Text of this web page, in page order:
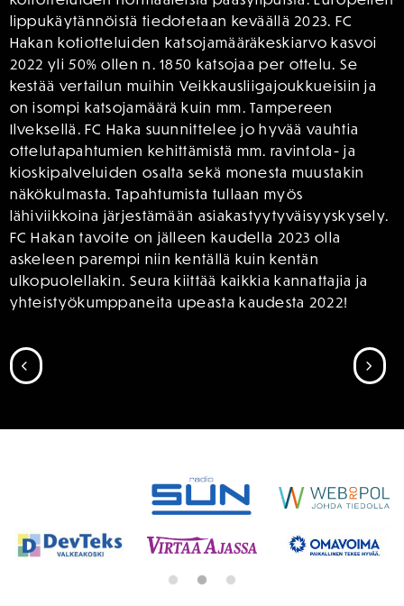
lippukäytännöistä tiedotetaan keväällä 2023. FC
Hakan kotiotteluiden katsojamääräkeskiarvo kasvoi
2022 yli 50% ollen n. 1850 katsojaa per ottelu. Se
kestää vertailun muihin Veikkausliigajoukkueisiin ja
on isompi katsojamäärä kuin mm. Tampereen
Ilveksellä. FC Haka suunnittelee jo hyvää vauhtia
ottelutapahtumien kehittämistä mm. ravintola- ja
kioskipalveluiden osalta sekä monesta muustakin
näkökulmasta. Tapahtumista tullaan myös
lähiviikkoina järjestämään asiakastyytyväisyyskysely.
FC Hakan tavoite on jälleen kaudella 2023 olla
askeleen parempi niin kentällä kuin kentän
ulkopuolellakin. Seura kiittää kaikkia kannattajia ja
yhteistyökumppaneita upeasta kaudesta 2022!
SIIRRY EDELLISEEN